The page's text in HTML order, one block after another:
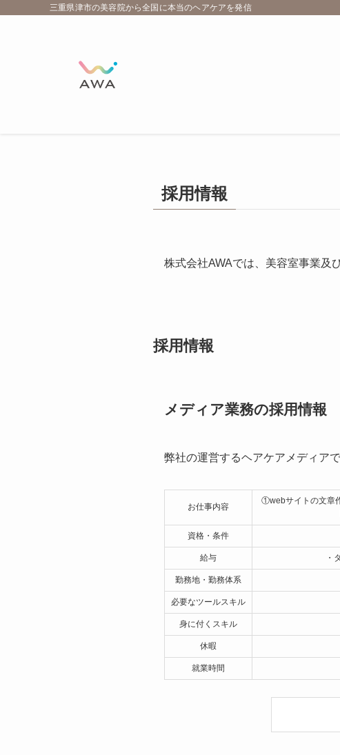
三重県津市の美容院から全国に本当のヘアケアを発信
採用情報
株式会社AWAでは、美容室事業及
採用情報
メディア業務の採用情報
弊社の運営するヘアケアメディア
お仕事内容
①webサイトの文章
資格・条件
給与 ・
勤務地・勤務体系
必要なツールスキル
身に付くスキル
休暇
就業時間